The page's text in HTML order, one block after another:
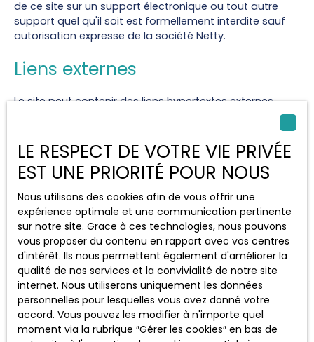
de ce site sur un support électronique ou tout autre
support quel qu'il soit est formellement interdite sauf
autorisation expresse de la société Netty.
Liens externes
Le site peut contenir des liens hypertextes externes,
pointant vers d’autres sites internet indépendants. Ces
liens ne constituent, en aucun cas, une approbation ou
un partenariat entreMH Caraïbes et les sociétés
éditrices des sites externes. Dès lors, l'éditeur du présent
site ne saurait être tenu responsable de leurs contenus,
leurs produits, leurs publicités ou tous éléments ou
services présentés. En outre, l'éditeur du présent site ne
garantit pas la qualité permanente et continue du
contenu de ces sites.
Force majeure
La responsabilité de l'éditeur du site ne pourra être
engagée en cas de force majeure ou de faits
indépendants de sa volonté.
LE RESPECT DE VOTRE VIE PRIVÉE
EST UNE PRIORITÉ POUR NOUS
Nous utilisons des cookies afin de vous offrir une
expérience optimale et une communication pertinente
sur notre site. Grace à ces technologies, nous pouvons
vous proposer du contenu en rapport avec vos centres
d'intérêt. Ils nous permettent également d'améliorer la
qualité de nos services et la convivialité de notre site
internet. Nous utiliserons uniquement les données
personnelles pour lesquelles vous avez donné votre
accord. Vous pouvez les modifier à n'importe quel
moment via la rubrique ″Gérer les cookies″ en bas de